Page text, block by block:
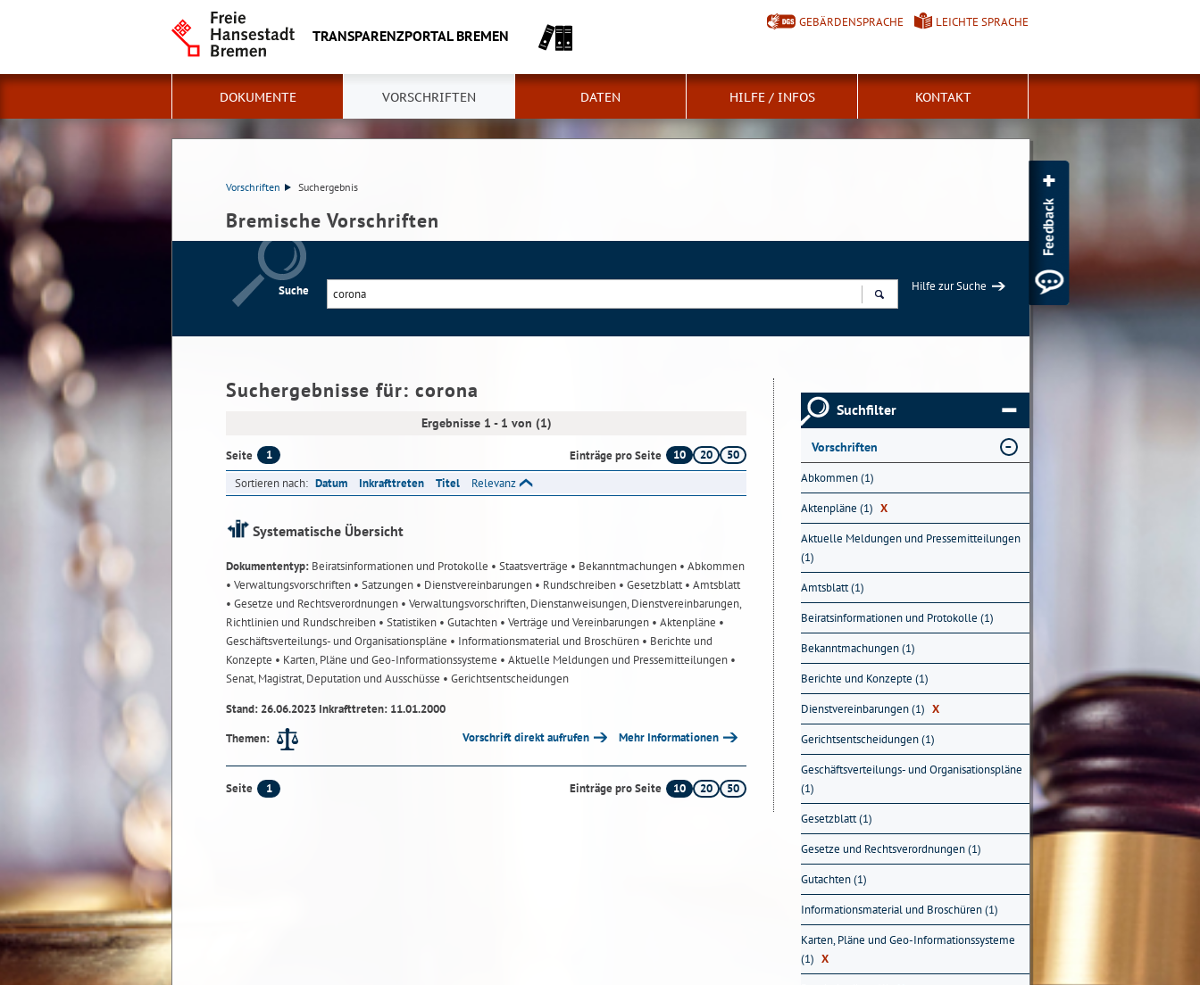
TRANSPARENZPORTAL BREMEN
GEBÄRDENSPRACHE LEICHTE SPRACHE
DOKUMENTE VORSCHRIFTEN DATEN HILFE / INFOS KONTAKT
Vorschriften Suchergebnis
Bremische Vorschriften
Suche
Hilfe zur Suche
Suchergebnisse für: corona
Ergebnisse 1 - 1 von (1)
Seite 1 Einträge pro Seite 10 20
50
Sortieren nach: Datum Inkrafttreten Titel Relevanz
Systematische Übersicht
Dokumententyp: Beiratsinformationen und Protokolle • Staatsverträge • Bekanntmachungen • Abkommen
• Verwaltungsvorschriften • Satzungen • Dienstvereinbarungen • Rundschreiben • Gesetzblatt• Amtsblatt
• Gesetze und Rechtsverordnungen • Verwaltungsvorschriften, Dienstanweisungen, Dienstvereinbarungen,
Richtlinien und Rundschreiben • Statistiken • Gutachten • Verträge und Vereinbarungen • Aktenpläne •
Geschäftsverteilungs- und Organisationspläne • Informationsmaterial und Broschüren • Berichte und
Konzepte • Karten, Pläne und Geo-Informationssysteme • Aktuelle Meldungen und Pressemitteilungen •
Senat, Magistrat, Deputation und Ausschüsse • Gerichtsentscheidungen
Stand: 26.06.2023 Inkrafttreten: 11.01.2000
Themen:
Vorschrift direkt aufrufen Mehr Informationen
Seite 1 Einträge pro Seite 10 20 50
Suchfilter
Vorschriften
Abkommen (1)
Aktenpläne (1) X
Aktuelle Meldungen und Pressemitteilungen
(1)
Amtsblatt (1)
Beiratsinformationen und Protokolle (1)
Bekanntmachungen (1)
Berichte und Konzepte (1)
Dienstvereinbarungen (1) X
Gerichtsentscheidungen (1)
Geschäftsverteilungs- und Organisationspläne
(1)
Gesetzblatt (1)
Gesetze und Rechtsverordnungen (1)
Gutachten (1)
Informationsmaterial und Broschüren (1)
Karten, Pläne und Geo-Informationssysteme
(1) X